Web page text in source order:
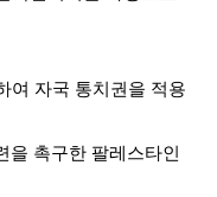
여 자국 통치권을 적용